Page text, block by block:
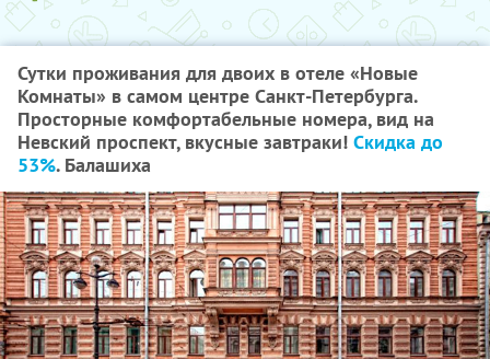
Сутки проживания для двоих в отеле «Новые
Комнаты» в самом центре Санкт-Петербурга.
Просторные комфортабельные номера, вид на
Невский проспект, вкусные завтраки! Скидка до
53%. Балашиха